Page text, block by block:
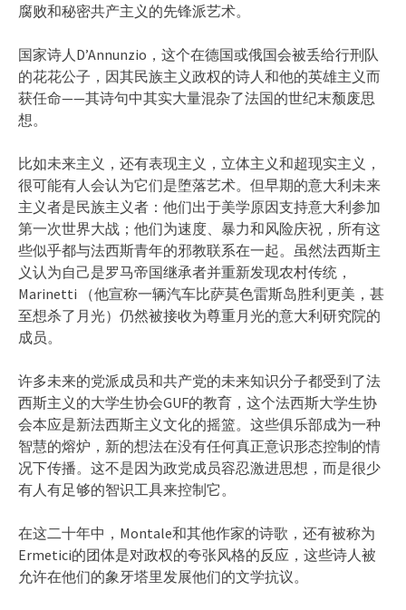
腐败和秘密共产主义的先锋派艺术。
国家诗人D’Annunzio，这个在德国或俄国会被丢给行刑队
的花花公子，因其民族主义政权的诗人和他的英雄主义而
获任命——其诗句中其实大量混杂了法国的世纪末颓废思
想。
比如未来主义，还有表现主义，立体主义和超现实主义，
很可能有人会认为它们是堕落艺术。但早期的意大利未来
主义者是民族主义者：他们出于美学原因支持意大利参加
第一次世界大战；他们为速度、暴力和风险庆祝，所有这
些似乎都与法西斯青年的邪教联系在一起。虽然法西斯主
义认为自己是罗马帝国继承者并重新发现农村传统，
Marinetti （他宣称一辆汽车比萨莫色雷斯岛胜利更美，甚
至想杀了月光）仍然被接收为尊重月光的意大利研究院的
成员。
许多未来的党派成员和共产党的未来知识分子都受到了法
西斯主义的大学生协会GUF的教育，这个法西斯大学生协
会本应是新法西斯主义文化的摇篮。这些俱乐部成为一种
智慧的熔炉，新的想法在没有任何真正意识形态控制的情
况下传播。这不是因为政党成员容忍激进思想，而是很少
有人有足够的智识工具来控制它。
在这二十年中，Montale和其他作家的诗歌，还有被称为
Ermetici的团体是对政权的夸张风格的反应，这些诗人被
允许在他们的象牙塔里发展他们的文学抗议。